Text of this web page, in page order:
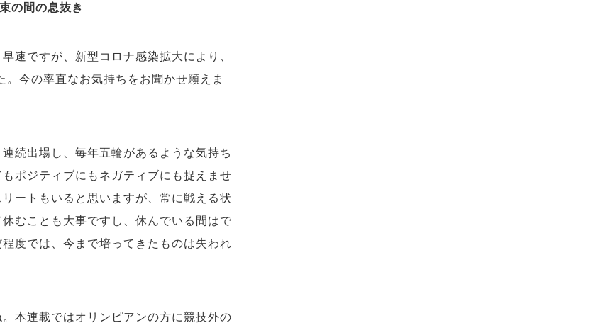
の間の息抜き
速ですが、新型コロナ感染拡大により、
今の率直なお気持ちをお聞かせ願えま
続出場し、毎年五輪があるような気持ち
ポジティブにもネガティブにも捉えませ
ートもいると思いますが、常に戦える状
むことも大事ですし、休んでいる間はで
度では、今まで培ってきたものは失われ
本連載ではオリンピアンの方に競技外の